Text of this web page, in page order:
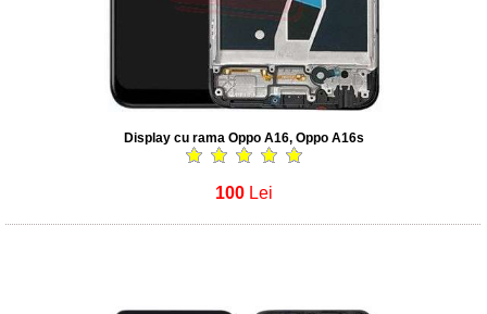
Display cu rama Oppo A16, Oppo A16s
100 Lei